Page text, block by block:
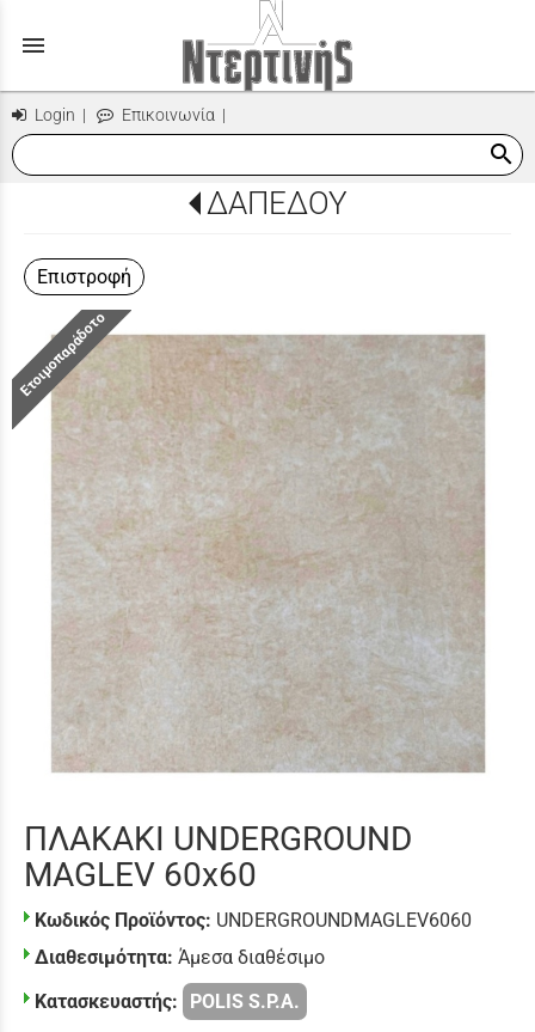
menu
Login | Επικοινωνία |
search
ΔΑΠΕΔΟΥ
Επιστροφή
Ετοιμοπαράδοτο
ΠΛΑΚΑΚΙ UNDERGROUND
MAGLEV 60x60
Κωδικός Προϊόντος: UNDERGROUNDMAGLEV6060
Διαθεσιμότητα: Άμεσα διαθέσιμο
Κατασκευαστής:
POLIS S.P.A.